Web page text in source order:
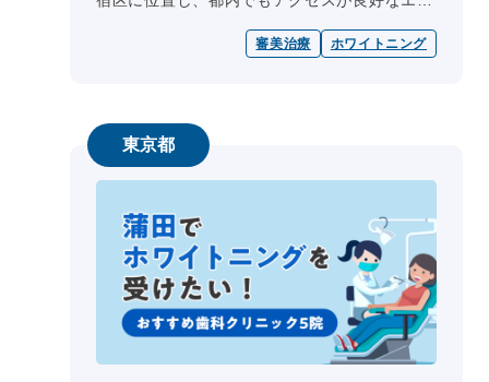
域には、痛みの少ない施術や、自...
審美治療 ホワイトニング
東京都